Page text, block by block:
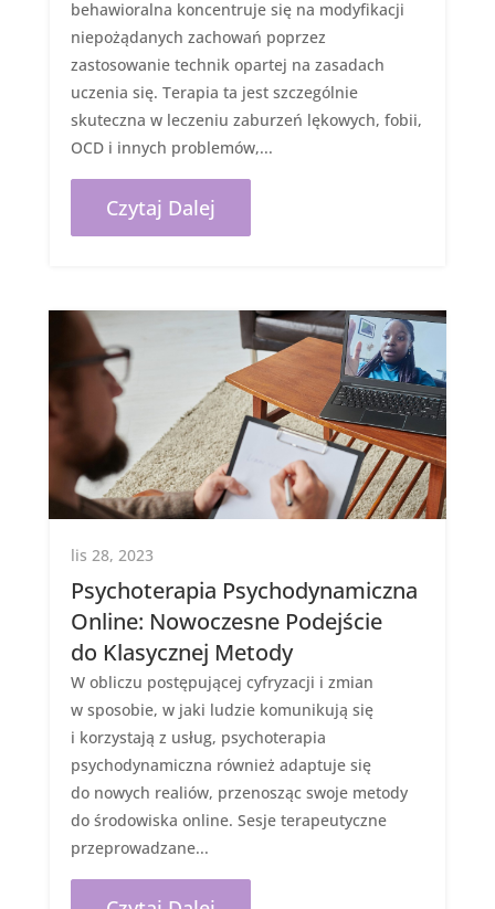
behawioralna koncentruje się na modyfikacji
niepożądanych zachowań poprzez
zastosowanie technik opartej na zasadach
uczenia się. Terapia ta jest szczególnie
skuteczna w leczeniu zaburzeń lękowych, fobii,
OCD i innych problemów,...
Czytaj Dalej
Psychoterapia Psychodynamiczna
Online: Nowoczesne Podejście
do Klasycznej Metody
lis 28, 2023
W obliczu postępującej cyfryzacji i zmian
w sposobie, w jaki ludzie komunikują się
i korzystają z usług, psychoterapia
psychodynamiczna również adaptuje się
do nowych realiów, przenosząc swoje metody
do środowiska online. Sesje terapeutyczne
przeprowadzane...